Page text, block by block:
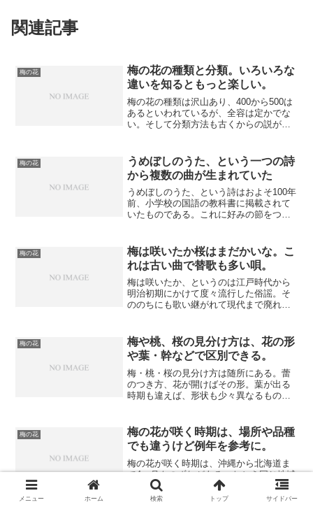
関連記事
梅の花
梅の花の種類と分類。いろいろな
違いを知るともっと楽しい。
梅の花の種類は沢山あり、400から500は
あるといわれているが、全容は定かでな
い。そして分類方法も古くからの説がさ
の特性から。そんな背景を知ってみる
と、もっと観梅が楽しくなる。
梅の花
うめぼしのうた、という一つの詩
から複数の曲が生まれていた
うめぼしのうた、という詩はおよそ100年
前、小学校の国語の教科書に掲載されて
いたものである。これに好みの節をつけ
ろな目的に合わせて曲が付けられたが、
それぞれ親しみやすく特徴的。
梅の花
梅は咲いたか桜はまだかいな。こ
れは古い曲で替歌も多い唄。
梅は咲いたか、というのは江戸時代から
明治初期にかけて度々流行した俗謡。そ
ののちにも歌い継がれて現代まで廃れる
かいな。表面的にはただ春を待ち望む唄
のようだが、元は違う意味もあり。
梅の花
梅や桃、桜の見分け方は、花の形
や葉・幹などで区別できる。
梅・桃・桜の見分け方は随所にある。蕾
のつき方、花が開けばその形。葉が出る
時期も違えば、形状も少々異なるもの。
の見分け方は容易い。そして咲く順番ま
でわかれば、たいてい区別できる。
梅の花
梅の花が咲く時期は、場所や品種
でも違うけど例年を参考に。
梅の花が咲く時期は、沖縄から北海道ま
で4ヶ月ものずれがある。たとえ同じ地域
であっても場所が違えば環境も異なり、
毎年決まって開花するわけでなく、年に
メニュー ホーム 検索 トップ サイドバー